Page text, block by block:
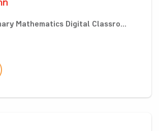
ท
Mathematics Digital Classro...